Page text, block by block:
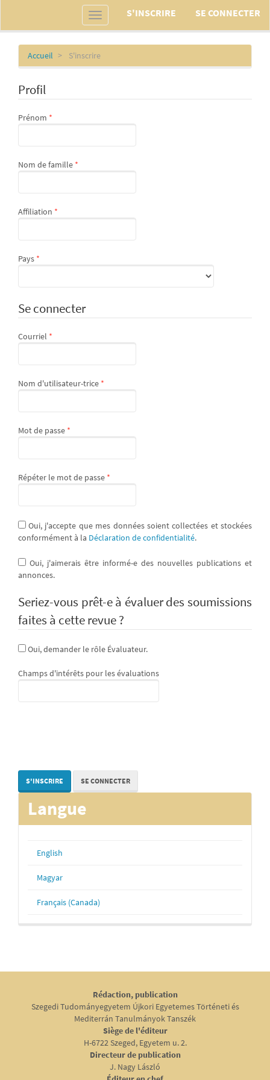
Contenu
Barre
latérale
S'INSCRIRE SE CONNECTER
Toggle
navigation
Accueil S'inscrire
Profil
Prénom *
Nom de famille *
Affiliation *
Pays *
Se connecter
Courriel *
Nom d'utilisateur-trice *
Mot de passe *
Répéter le mot de passe *
conformément à la Déclaration de confidentialité.
annonces.
Seriez-vous prêt-e à évaluer des soumissions
faites à cette revue ?
Oui, demander le rôle Évaluateur.
Champs d'intérêts pour les évaluations
S'INSCRIRE SE CONNECTER
Langue
English
Magyar
Français (Canada)
Rédaction, publication
Szegedi Tudományegyetem Újkori Egyetemes Történeti és
Mediterrán Tanulmányok Tanszék
Siège de l'éditeur
H-6722 Szeged, Egyetem u. 2.
Directeur de publication
J. Nagy László